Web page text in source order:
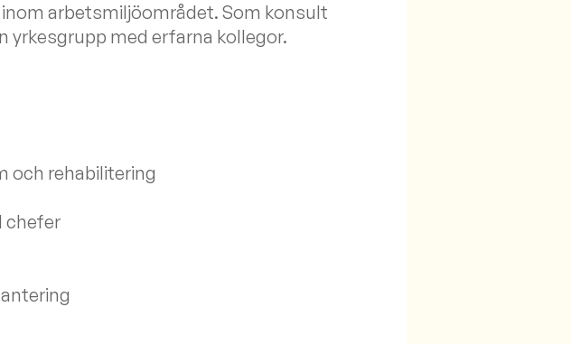
arbetsmiljöområdet. Som konsult
med erfarna kollegor.
och rehabilitering
chefer